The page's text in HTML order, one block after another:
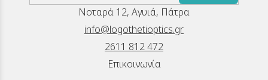
Νοταρά 12, Αγυιά, Πάτρα
info@logothetioptics.gr
2611 812 472
Επικοινωνία